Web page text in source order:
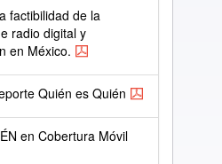
factibilidad de la
radio digital y
en México.
Quién es Quién
en Cobertura Móvil